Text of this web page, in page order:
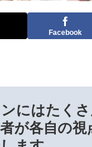
Facebook
にはたく
が各自の